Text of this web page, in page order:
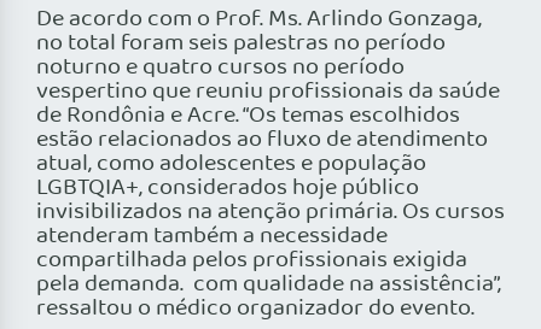
De acordo com o Prof. Ms. Arlindo Gonzaga,
no total foram seis palestras no período
noturno e quatro cursos no período
vespertino que reuniu profissionais da saúde
de Rondônia e Acre. “Os temas escolhidos
estão relacionados ao fluxo de atendimento
atual, como adolescentes e população
LGBTQIA+, considerados hoje público
invisibilizados na atenção primária. Os cursos
atenderam também a necessidade
compartilhada pelos profissionais exigida
pela demanda. com qualidade na assistência”,
ressaltou o médico organizador do evento.